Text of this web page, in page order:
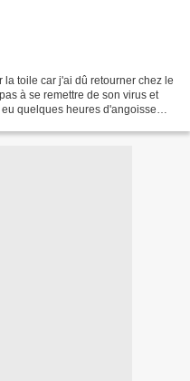
toile car j'ai dû retourner chez le
à se remettre de son virus et
quelques heures d'angoisse